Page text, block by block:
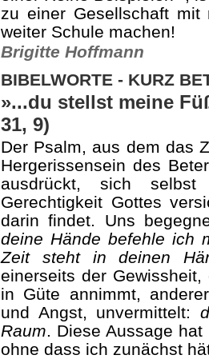
zu einer Gesellschaft mit
weiter Schule machen!
Brigitte Hoffmann
BIBELWORTE - KURZ
»...du stellst meine
31, 9)
Der Psalm, aus dem das
Hergerissensein des
ausdrückt, sich
Gerechtigkeit Gottes
darin findet. Uns
deine Hände befehle ich
Zeit steht in deinen
einerseits der
in Güte annimmt,
und Angst, unvermittelt:
Raum. Diese Aussage
ohne dass ich zunächst